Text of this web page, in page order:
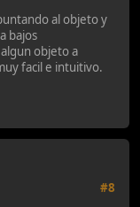
al objeto y
bajos
objeto a
facil e intuitivo.
#8